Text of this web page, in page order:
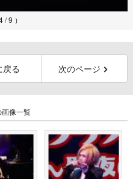
/ 9 ）
戻る 次のページ
画像一覧